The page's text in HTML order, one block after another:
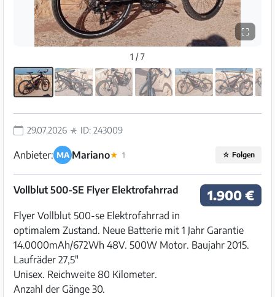
⛶
1 / 7
29.07.2026 ID: 243009
Anbieter: MA Mariano★ 1 ☆ Folgen
1.900 €
Vollblut 500-SE Flyer Elektrofahrrad
Flyer Vollblut 500-se Elektrofahrrad in
optimalem Zustand. Neue Batterie mit 1 Jahr Garantie
14.0000mAh/672Wh 48V. 500W Motor. Baujahr 2015.
Laufräder 27,5"
Unisex. Reichweite 80 Kilometer.
Anzahl der Gänge 30.